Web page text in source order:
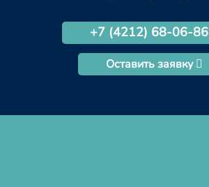
+7 (4212) 68-06-86
Оставить заявку